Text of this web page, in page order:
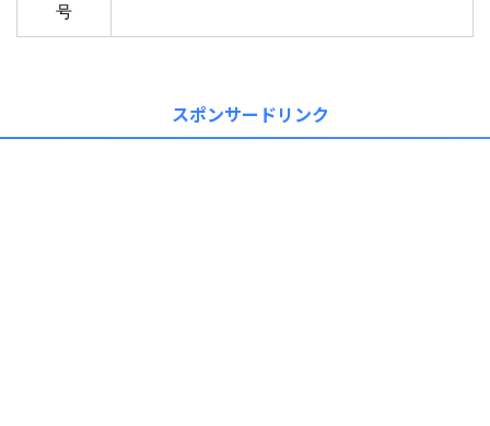
号
スポンサードリンク